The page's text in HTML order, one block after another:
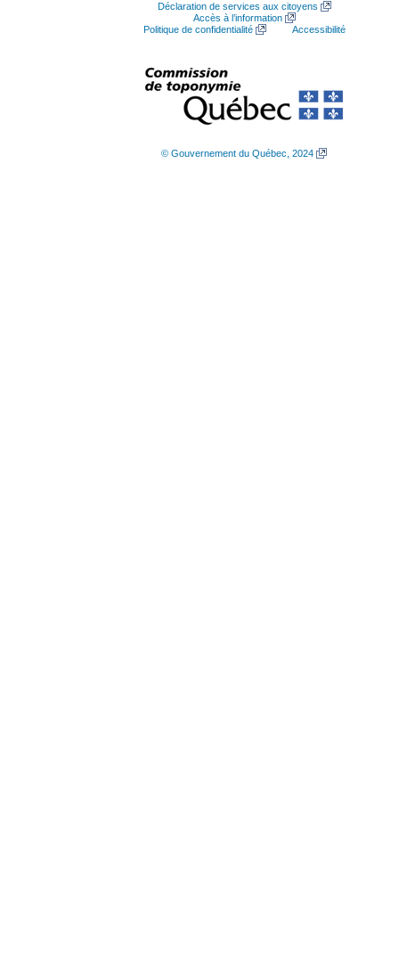
Déclaration de services aux citoyens
Accès à l’information
Politique de confidentialité
Accessibilité
© Gouvernement du Québec, 2024